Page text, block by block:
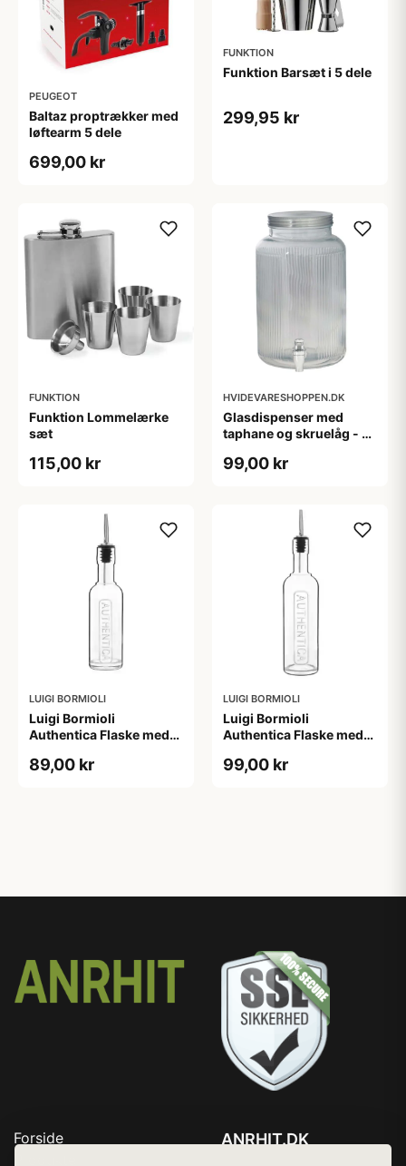
PEUGEOT
Baltaz proptrækker med
løftearm 5 dele
699,00 kr
FUNKTION
Funktion Barsæt i 5 dele
299,95 kr
FUNKTION
Funktion Lommelærke
sæt
115,00 kr
HVIDEVARESHOPPEN.DK
Glasdispenser med
taphane og skruelåg - 6
99,00 kr
LUIGI BORMIOLI
Luigi Bormioli
Authentica Flaske med
89,00 kr
LUIGI BORMIOLI
Luigi Bormioli
Authentica Flaske med
99,00 kr
Forside
ANRHIT.DK